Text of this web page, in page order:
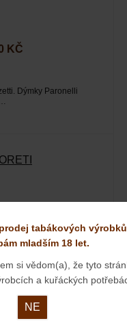
KČ
Dýmky Paronelli
tabákových
mladším 18 let.
si vědom(a), že tyto
a kuřáckých
NE